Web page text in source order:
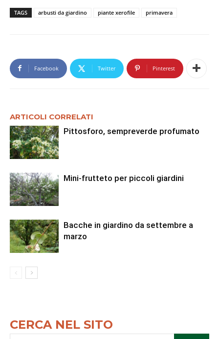
TAGS arbusti da giardino piante xerofile primavera
Facebook Twitter Pinterest
ARTICOLI CORRELATI
Pittosforo, sempreverde profumato
Mini-frutteto per piccoli giardini
Bacche in giardino da settembre a
marzo
CERCA NEL SITO